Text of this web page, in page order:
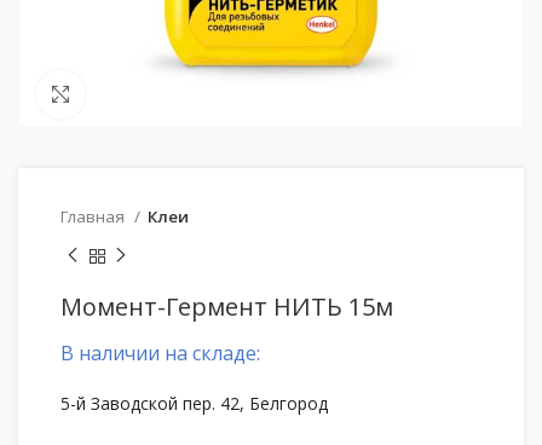
Главная Клеи
Момент-Гермент НИТЬ 15м
В наличии на складе:
5-й Заводской пер. 42, Белгород